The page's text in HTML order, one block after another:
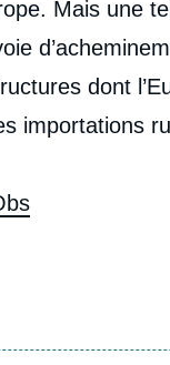
Mais une
dont
importations